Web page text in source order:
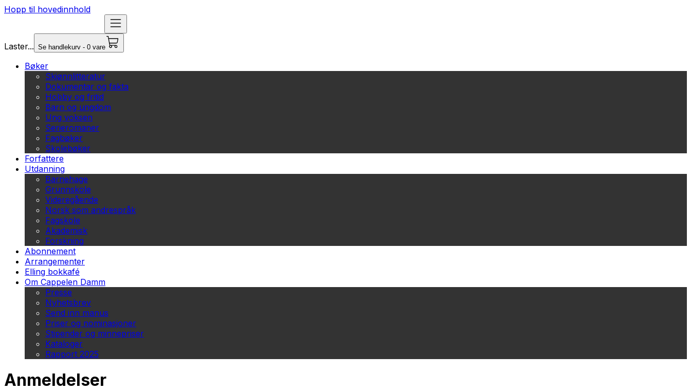
Hopp til hovedinnhold
Laster... Se handlekurv - 0 vare
Bøker
Skjønnlitteratur
Dokumentar og fakta
Hobby og fritid
Barn og ungdom
Ung voksen
Serieromaner
Fagbøker
Skolebøker
Forfattere
Utdanning
Barnehage
Grunnskole
Videregående
Norsk som andrespråk
Fagskole
Akademisk
Forskning
Abonnement
Arrangementer
Elling bokkafé
Om Cappelen Damm
Presse
Nyhetsbrev
Send inn manus
Priser og nominasjoner
Stipender og minnepriser
Kataloger
Rapport 2025
Anmeldelser